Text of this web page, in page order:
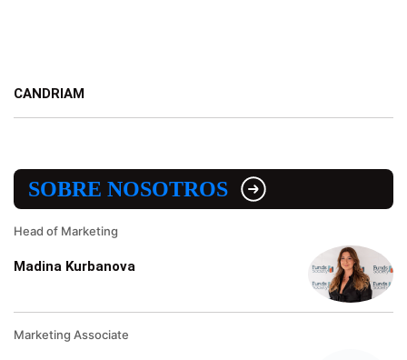
CANDRIAM
SOBRE NOSOTROS
Head of Marketing
Madina Kurbanova
Marketing Associate